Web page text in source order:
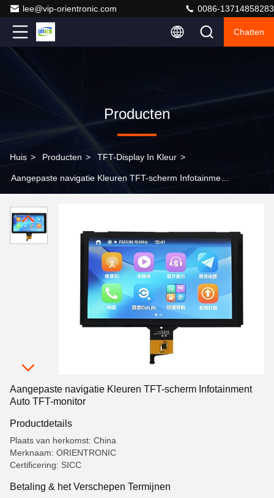
lee@vip-orientronic.com 0086-13714858283
Chatten
Producten
Huis > Producten > TFT-Display In Kleur >
Aangepaste navigatie Kleuren TFT-scherm Infotainment
Aangepaste navigatie Kleuren TFT-scherm Infotainment
Auto TFT-monitor
Productdetails
Plaats van herkomst: China
Merknaam: ORIENTRONIC
Certificering: SICC
Betaling & het Verschepen Termijnen